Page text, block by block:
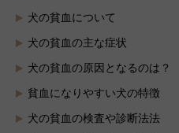
犬の貧血について
犬の貧血の主な症状
犬の貧血の原因となるのは？
貧血になりやすい犬の特徴
犬の貧血の検査や診断法法